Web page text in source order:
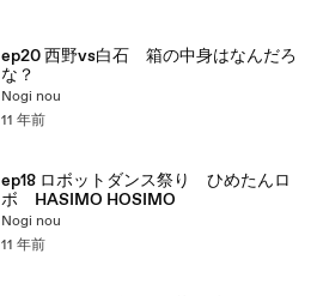
ep20 西野vs白石 箱の中身はなんだろ
な？
Nogi nou
11 年前
ep18 ロボットダンス祭り ひめたんロ
ボ HASIMO HOSIMO
Nogi nou
11 年前